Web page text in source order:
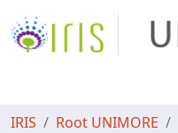
IRIS Root UNIMORE